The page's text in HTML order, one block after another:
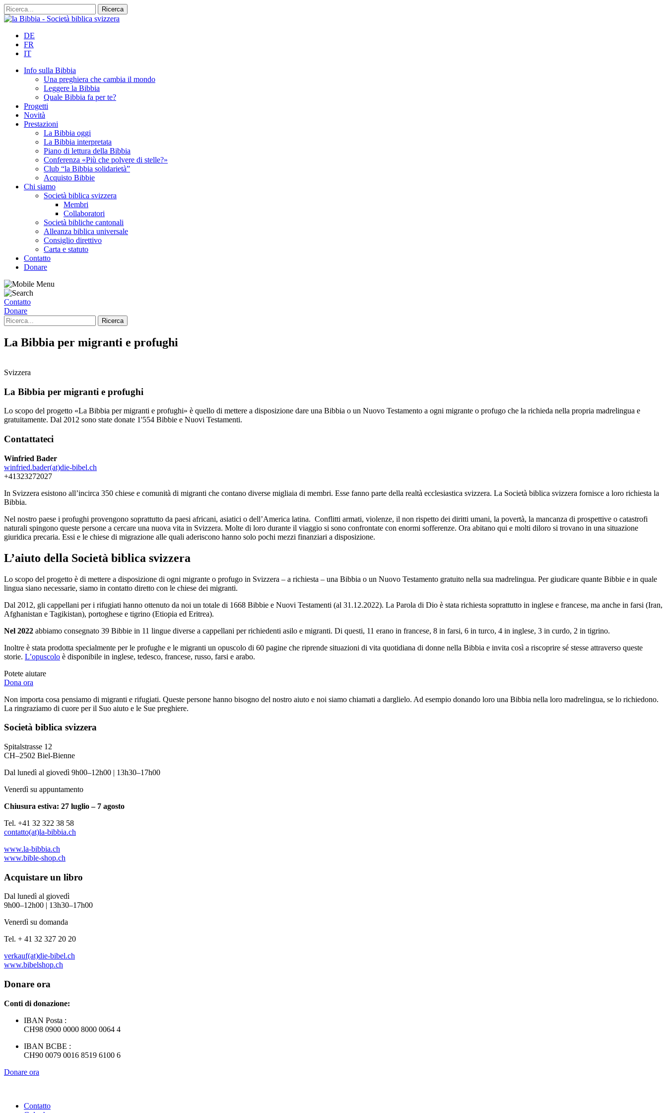
DE
FR
IT
Info sulla Bibbia
Una preghiera che cambia il mondo
Leggere la Bibbia
Quale Bibbia fa per te?
Progetti
Novità
Prestazioni
La Bibbia oggi
La Bibbia interpretata
Piano di lettura della Bibbia
Conferenza «Più che polvere di stelle?»
Club “la Bibbia solidarietà”
Acquisto Bibbie
Chi siamo
Società biblica svizzera
Membri
Collaboratori
Società bibliche cantonali
Alleanza biblica universale
Consiglio direttivo
Carta e statuto
Contatto
Donare
Contatto
Donare
La Bibbia per migranti e profughi
Svizzera
La Bibbia per migranti e profughi
Lo scopo del progetto «La Bibbia per migranti e profughi» è quello di mettere a disposizione dare una Bibbia o un Nuovo Testamento a ogni migrante o profugo che la richieda nella propria madrelingua e
gratuitamente. Dal 2012 sono state donate 1'554 Bibbie e Nuovi Testamenti.
Contattateci
Winfried Bader
winfried.bader(at)die-bibel.ch
+41323272027
In Svizzera esistono all’incirca 350 chiese e comunità di migranti che contano diverse migliaia di membri. Esse fanno parte della realtà ecclesiastica svizzera. La Società biblica svizzera fornisce a loro richiesta la
Bibbia.
Nel nostro paese i profughi provengono soprattutto da paesi africani, asiatici o dell’America latina. Conflitti armati, violenze, il non rispetto dei diritti umani, la povertà, la mancanza di prospettive o catastrofi
naturali spingono queste persone a cercare una nuova vita in Svizzera. Molte di loro durante il viaggio si sono confrontate con enormi sofferenze. Ora abitano qui e molti diloro si trovano in una situazione
giuridica precaria. Essi e le chiese di migrazione alle quali aderiscono hanno solo pochi mezzi finanziari a disposizione.
L’aiuto della Società biblica svizzera
Lo scopo del progetto è di mettere a disposizione di ogni migrante o profugo in Svizzera – a richiesta – una Bibbia o un Nuovo Testamento gratuito nella sua madrelingua. Per giudicare quante Bibbie e in quale
lingua siano necessarie, siamo in contatto diretto con le chiese dei migranti.
Dal 2012, gli cappellani per i rifugiati hanno ottenuto da noi un totale di 1668 Bibbie e Nuovi Testamenti (al 31.12.2022). La Parola di Dio è stata richiesta soprattutto in inglese e francese, ma anche in farsi (Iran,
Afghanistan e Tagikistan), portoghese e tigrino (Etiopia ed Eritrea).
Nel 2022 abbiamo consegnato 39 Bibbie in 11 lingue diverse a cappellani per richiedenti asilo e migranti. Di questi, 11 erano in francese, 8 in farsi, 6 in turco, 4 in inglese, 3 in curdo, 2 in tigrino.
Inoltre è stata prodotta specialmente per le profughe e le migranti un opuscolo di 60 pagine che riprende situazioni di vita quotidiana di donne nella Bibbia e invita così a riscoprire sé stesse attraverso queste
storie. L’opuscolo è disponibile in inglese, tedesco, francese, russo, farsi e arabo.
Potete aiutare
Dona ora
Non importa cosa pensiamo di migranti e rifugiati. Queste persone hanno bisogno del nostro aiuto e noi siamo chiamati a darglielo. Ad esempio donando loro una Bibbia nella loro madrelingua, se lo richiedono.
La ringraziamo di cuore per il Suo aiuto e le Sue preghiere.
Società biblica svizzera
Spitalstrasse 12
CH–2502 Biel-Bienne
Dal lunedì al giovedì 9h00–12h00 | 13h30–17h00
Venerdì su appuntamento
Chiusura estiva: 27 luglio – 7 agosto
Tel. +41 32 322 38 58
contatto(at)la-bibbia.ch
www.la-bibbia.ch
www.bible-shop.ch
Acquistare un libro
Dal lunedì al giovedì
9h00–12h00 | 13h30–17h00
Venerdì su domanda
Tel. + 41 32 327 20 20
verkauf(at)die-bibel.ch
www.bibelshop.ch
Donare ora
Conti di donazione:
IBAN Posta :
CH98 0900 0000 8000 0064 4
IBAN BCBE :
CH90 0079 0016 8519 6100 6
Donare ora
Contatto